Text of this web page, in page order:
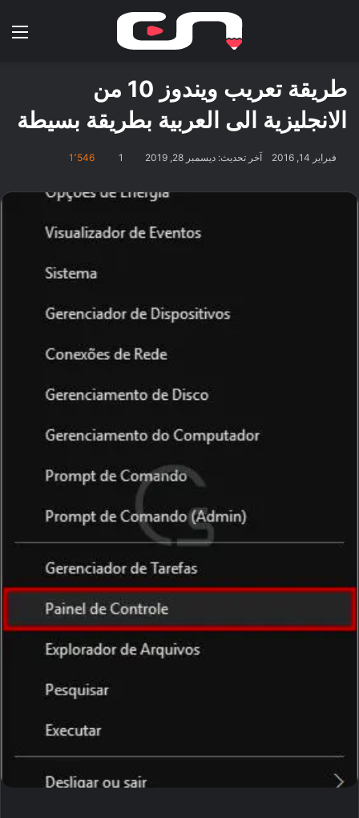
طريقة تعريب ويندوز 10 من
الانجليزية الى العربية بطريقة بسيطة
فبراير 14, 2016 آخر تحديث: ديسمبر 28, 2019 1 1٬546